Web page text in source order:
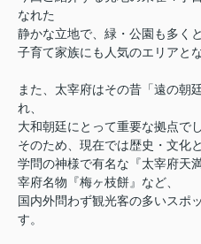
なれた
静かな立地で、緑・公園も多く
子育て家族にも人気のエリアと
また、太宰府はその昔「遠の朝
れ、
大和朝廷にとって重要な拠点でし
そのため、現在では歴史・文化
学問の神様で有名な『太宰府天
宰府名物『梅ヶ枝餅』など、
国内外問わず観光客の多いスポ
す。